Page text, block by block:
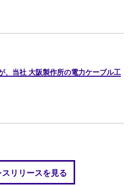
、当社 大阪製作所の電力ケーブル工
リリースを見る